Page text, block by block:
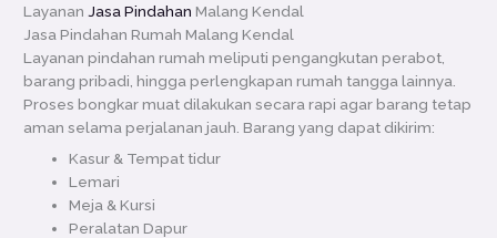
Layanan Jasa Pindahan Malang Kendal
Jasa Pindahan Rumah Malang Kendal
Layanan pindahan rumah meliputi pengangkutan perabot,
barang pribadi, hingga perlengkapan rumah tangga lainnya.
Proses bongkar muat dilakukan secara rapi agar barang tetap
aman selama perjalanan jauh. Barang yang dapat dikirim:
Kasur & Tempat tidur
Lemari
Meja & Kursi
Peralatan Dapur